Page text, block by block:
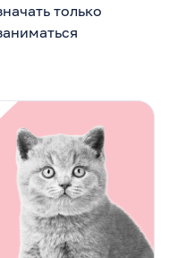
только